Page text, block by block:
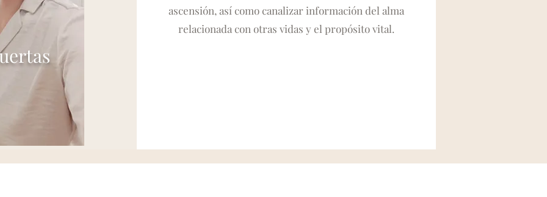
ascensión, así como canalizar información del alma
relacionada con otras vidas y el propósito vital.